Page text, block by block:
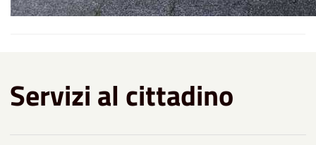
Servizi al cittadino